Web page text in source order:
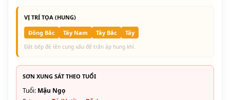
VỊ TRÍ TỌA (HUNG)
Đông Bắc
Tây Nam Tây Bắc Tây
Đặt bếp đè lên cung xấu để trấn áp hung khí.
SƠN XUNG SÁT THEO TUỔI
Tuổi: Mậu Ngọ